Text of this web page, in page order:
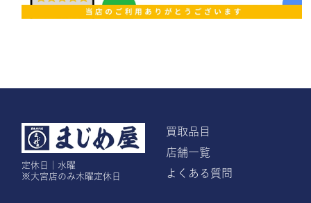
定休日｜水曜
※大宮店のみ木曜定休日
買取品目
店舗一覧
よくある質問